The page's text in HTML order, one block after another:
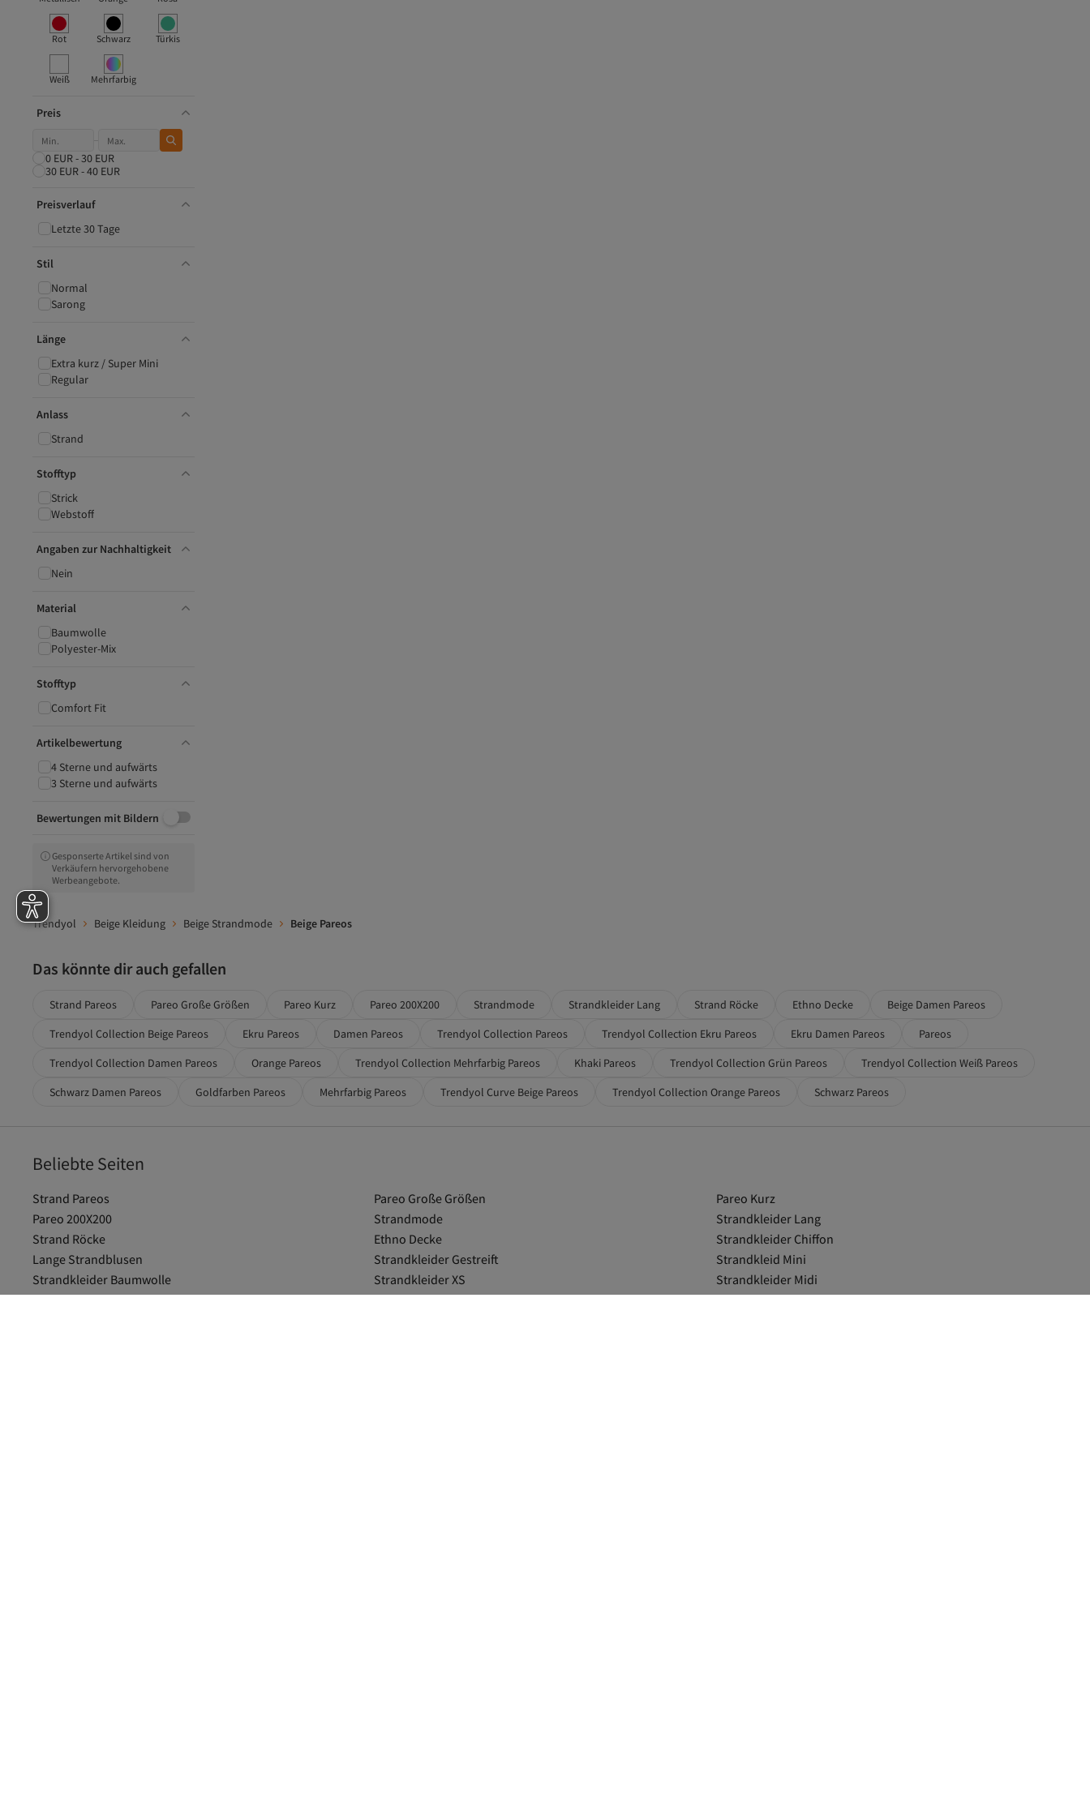
Rot Schwarz Türkis
Weiß Mehrfarbig
Preis
0 EUR - 30 EUR
30 EUR - 40 EUR
Preisverlauf
Letzte 30 Tage
Stil
Normal
Sarong
Länge
Extra kurz / Super Mini
Regular
Anlass
Strand
Stofftyp
Strick
Webstoff
Angaben zur Nachhaltigkeit
Nein
Material
Baumwolle
Polyester-Mix
Stofftyp
Comfort Fit
Artikelbewertung
4 Sterne und aufwärts
3 Sterne und aufwärts
Bewertungen mit Bildern
Gesponserte Artikel sind von
Verkäufern hervorgehobene
Werbeangebote.
Trendyol Beige Kleidung Beige Strandmode Beige Pareos
Das könnte dir auch gefallen
Strand Pareos Pareo Große Größen Pareo Kurz Pareo 200X200 Strandmode Strandkleider Lang Strand Röcke Ethno Decke
Beige Damen Pareos
Trendyol Collection Beige Pareos
Ekru Pareos Damen Pareos Trendyol Collection Pareos Trendyol Collection Ekru Pareos Ekru Damen Pareos
Pareos
Trendyol Collection Damen Pareos
Orange Pareos Trendyol Collection Mehrfarbig Pareos Khaki Pareos Trendyol Collection Grün Pareos
Trendyol Collection Weiß Pareos
Schwarz Damen Pareos
Goldfarben Pareos Mehrfarbig Pareos Trendyol Curve Beige Pareos Trendyol Collection Orange Pareos Schwarz Pareos
Beliebte Seiten
Strand Pareos Pareo Große Größen
Pareo Kurz
Pareo 200X200
Strandmode
Strandkleider Lang
Strand Röcke
Ethno Decke
Strandkleider Chiffon
Lange Strandblusen
Strandkleider Gestreift
Strandkleid Mini
Strandkleider Baumwolle
Strandkleider XS
Strandkleider Midi
Strandkleider Leinen
Strandkleid Mit Kapuze
Strand Armbänder